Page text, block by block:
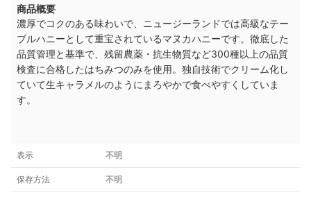
商品概要
濃厚でコクのある味わいで、ニュージーランドでは高級なテー
ブルハニーとして重宝されているマヌカハニーです。 徹底した
品質管理と基準で、残留農薬・抗生物質など300種以上の品質
検査に合格したはちみつのみを使用。 独自技術でクリーム化し
ていて生キャラメルのようにまろやかで食べやすくしていま
す。
表示 不明
保存方法 不明